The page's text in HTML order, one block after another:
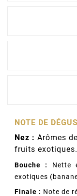
NOTE DE
Nez : Arômes
fruits exotiques.
Bouche :
Nette
exotiques
Finale : Note de